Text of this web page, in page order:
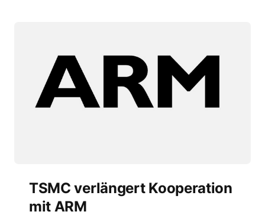
TSMC verlängert Kooperation
mit ARM